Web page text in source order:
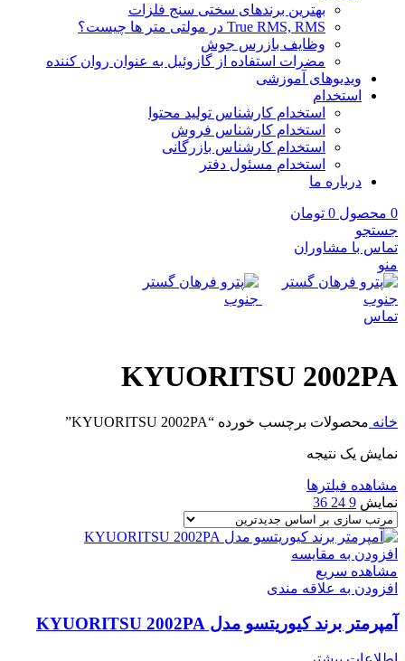
بهترین برندهای سختی سنج فلزات
True RMS, RMS در مولتی متر ها چیست؟
وظایف بازرس جوش
مضرات استفاده از گازوئیل به عنوان روان کننده
ویدیوهای آموزشی
استخدام
استخدام کارشناس تولید محتوا
استخدام کارشناس فروش
استخدام کارشناس بازرگانی
استخدام مسئول دفتر
درباره ما
0 محصول 0 تومان
جستجو
تماس با مشاوران
منو
تماس
KYUORITSU 2002PA
خانه محصولات برچسب خورده “KYUORITSU 2002PA”
نمایش یک نتیجه
مشاهده فیلترها
نمایش 9
24
36
افزودن به مقایسه
مشاهده سریع
افزودن به علاقه مندی
آمپرمتر برند کیوریتسو مدل KYUORITSU 2002PA